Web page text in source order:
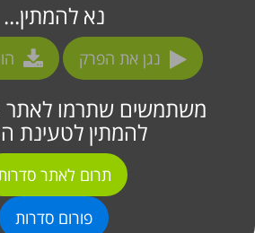
נא להמתין...
נגן את הפרק
משתמשים שתרמו לאתר
להמתין לטעינת
תרום לאתר
פורום סדרות